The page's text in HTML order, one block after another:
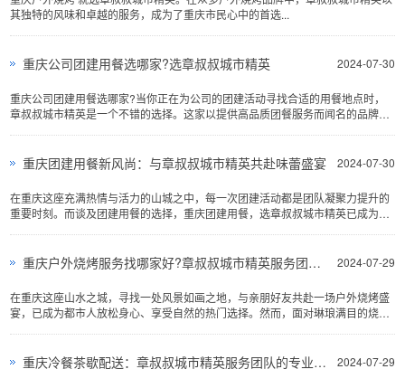
其独特的风味和卓越的服务，成为了重庆市民心中的首选...
2024-07-30
重庆公司团建用餐选哪家?选章叔叔城市精英
重庆公司团建用餐选哪家?当你正在为公司的团建活动寻找合适的用餐地点时，
章叔叔城市精英是一个不错的选择。这家以提供高品质团餐服务而闻名的品牌，
2024-07-30
重庆团建用餐新风尚：与章叔叔城市精英共赴味蕾盛宴
在重庆这座充满热情与活力的山城之中，每一次团建活动都是团队凝聚力提升的
重要时刻。而谈及团建用餐的选择，重庆团建用餐，选章叔叔城市精英已成为众
2024-07-29
重庆户外烧烤服务找哪家好?章叔叔城市精英服务团队引领潮流
在重庆这座山水之城，寻找一处风景如画之地，与亲朋好友共赴一场户外烧烤盛
宴，已成为都市人放松身心、享受自然的热门选择。然而，面对琳琅满目的烧烤
2024-07-29
重庆冷餐茶歇配送：章叔叔城市精英服务团队的专业表现